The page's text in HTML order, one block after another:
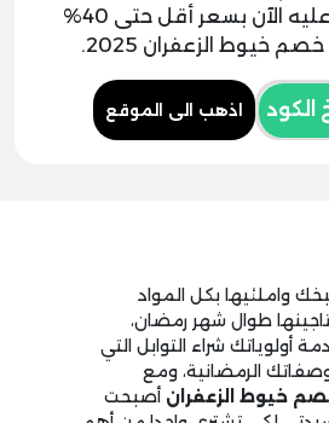
رمضان واحصلي عليه الآن بسعر أقل حتى 40%
خيوط الزعفران 2025.
الكود اذهب الى الموقع
واملئيها بكل المواد
طوال شهر رمضان،
أولوياتك شراء التوابل التي
الرمضانية، ومع
خيوط الزعفران أصبحت